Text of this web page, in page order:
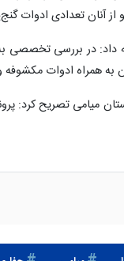
از آنان تعدادی ادوات
در بررسی تخصصی
به همراه ادوات
میامی تصریح کرد: